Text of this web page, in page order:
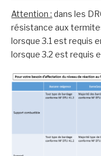
Attention : dans les
résistance aux
lorsque 3.1 est requis
lorsque 3.2 est requis